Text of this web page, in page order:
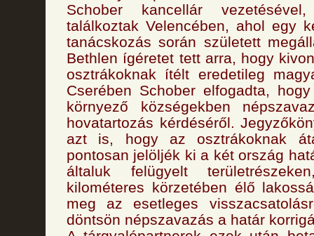
Schober kancellár
találkoztak Velencében, ahol egy
tanácskozás során született
Bethlen ígéretet tett arra, hogy
osztrákoknak ítélt eredetileg
Cserében Schober elfogadta,
környező községekben
hovatartozás kérdéséről.
azt is, hogy az osztrákoknak
pontosan jelöljék ki a két ország
általuk felügyelt
kilométeres körzetében élő
meg az esetleges
döntsön népszavazás a határ